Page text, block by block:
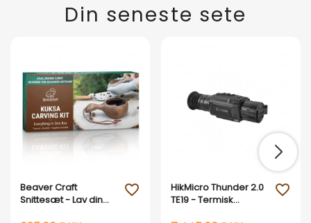
Din seneste sete
Beaver Craft
Snittesæt - Lav din
favorite_outline
HikMicro Thunder 2.0
TE19 - Termisk
favorite_outline